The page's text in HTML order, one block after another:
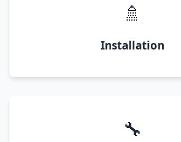
🚿
Installation
🔧